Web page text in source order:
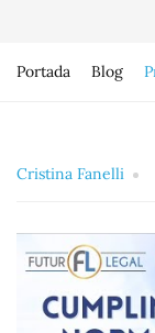
Portada Blog
Cristina Fanelli